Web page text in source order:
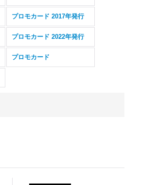
プロモカード 2017年発行
プロモカード 2022年発行
プロモカード